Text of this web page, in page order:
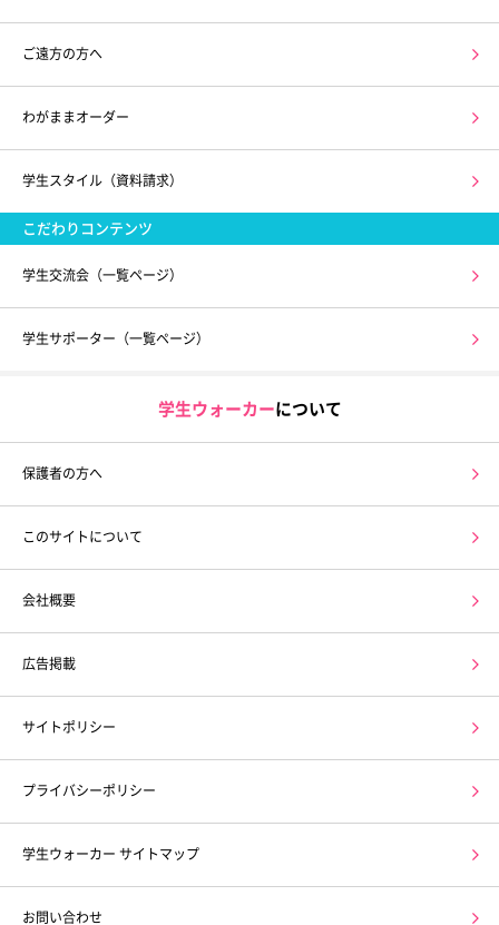
ご遠方の方へ
わがままオーダー
学生スタイル（資料請求）
こだわりコンテンツ
学生交流会（一覧ページ）
学生サポーター（一覧ページ）
学生ウォーカーについて
保護者の方へ
このサイトについて
会社概要
広告掲載
サイトポリシー
プライバシーポリシー
学生ウォーカー サイトマップ
お問い合わせ